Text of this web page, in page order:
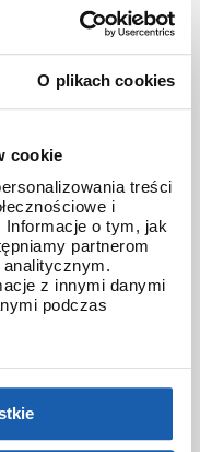
O plikach cookies
cookie
treści
i
o tym, jak
partnerom
z innymi danymi
podczas
w zegarku
damski kupić